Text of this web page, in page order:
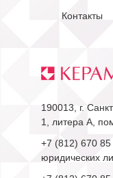
Контакты
190013, г.
1, литера А,
+7 (812) 670 85
юридических